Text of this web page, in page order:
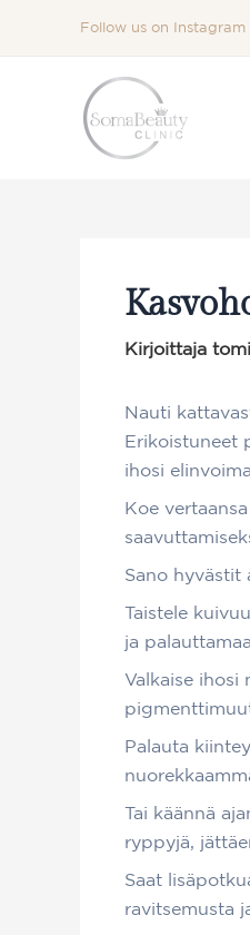
Follow us on Instagram
Kirjoittaja
Nauti
Erikoistuneet
ihosi elinvoima.
Koe
Sano hyvästit
Taistele
ja
Valkaise ihosi
Palauta
Tai käännä
ryppyjä,
Saat
ravitsemusta